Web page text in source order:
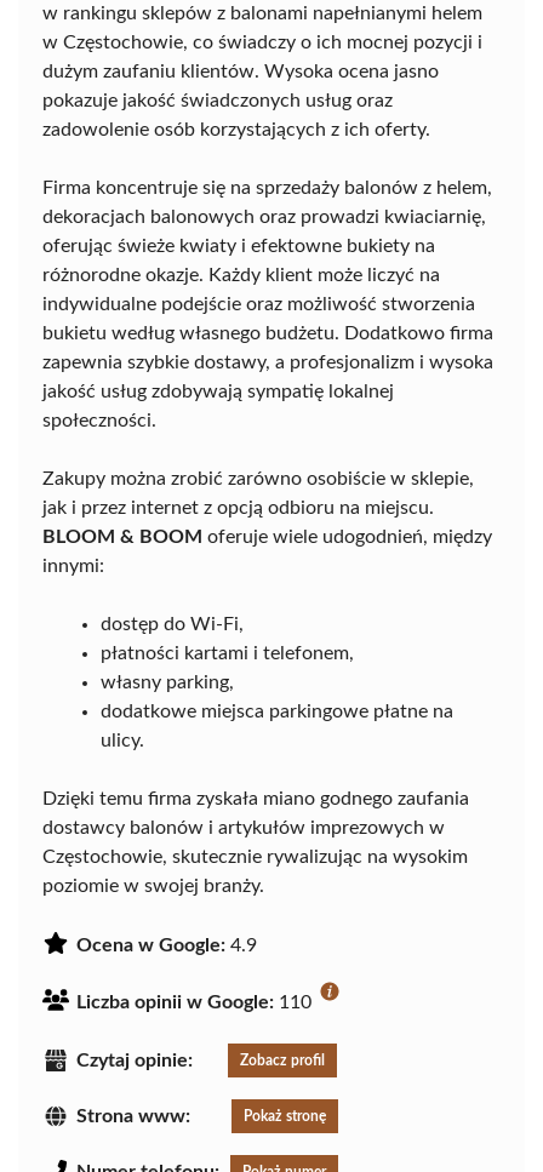
w rankingu sklepów z balonami napełnianymi helem
w Częstochowie, co świadczy o ich mocnej pozycji i
dużym zaufaniu klientów. Wysoka ocena jasno
pokazuje jakość świadczonych usług oraz
zadowolenie osób korzystających z ich oferty.
Firma koncentruje się na sprzedaży balonów z helem,
dekoracjach balonowych oraz prowadzi kwiaciarnię,
oferując świeże kwiaty i efektowne bukiety na
różnorodne okazje. Każdy klient może liczyć na
indywidualne podejście oraz możliwość stworzenia
bukietu według własnego budżetu. Dodatkowo firma
zapewnia szybkie dostawy, a profesjonalizm i wysoka
jakość usług zdobywają sympatię lokalnej
społeczności.
Zakupy można zrobić zarówno osobiście w sklepie,
jak i przez internet z opcją odbioru na miejscu.
BLOOM & BOOM oferuje wiele udogodnień, między
innymi:
dostęp do Wi-Fi,
płatności kartami i telefonem,
własny parking,
dodatkowe miejsca parkingowe płatne na
ulicy.
Dzięki temu firma zyskała miano godnego zaufania
dostawcy balonów i artykułów imprezowych w
Częstochowie, skutecznie rywalizując na wysokim
poziomie w swojej branży.
Ocena w Google: 4.9
Liczba opinii w Google: 110
Czytaj opinie: Zobacz profil
Strona www: Pokaż stronę